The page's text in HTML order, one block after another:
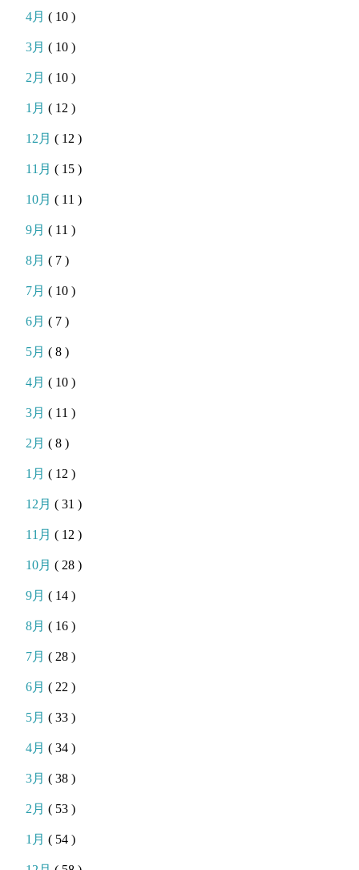
4月( 10 )
3月( 10 )
2月( 10 )
1月( 12 )
12月( 12 )
11月( 15 )
10月( 11 )
9月( 11 )
8月( 7 )
7月( 10 )
6月( 7 )
5月( 8 )
4月( 10 )
3月( 11 )
2月( 8 )
1月( 12 )
12月( 31 )
11月( 12 )
10月( 28 )
9月( 14 )
8月( 16 )
7月( 28 )
6月( 22 )
5月( 33 )
4月( 34 )
3月( 38 )
2月( 53 )
1月( 54 )